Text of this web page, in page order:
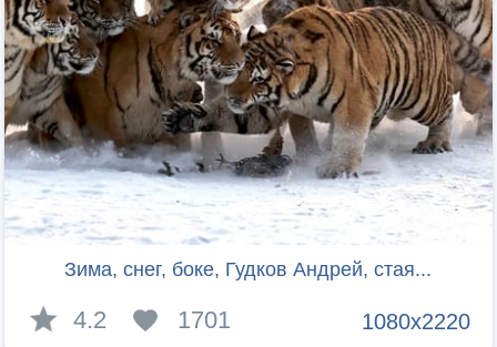
Зима, снег, боке, Гудков Андрей, стая...
1080x2220
4.2 1701